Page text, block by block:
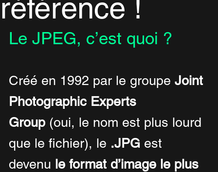
référence !
Le JPEG, c’est quoi ?
Créé en 1992 par le groupe Joint
Photographic Experts
Group (oui, le nom est plus lourd
que le fichier), le .JPG est
devenu le format d’image le plus